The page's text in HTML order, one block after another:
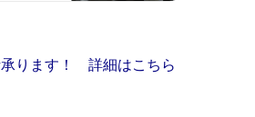
ります！ 詳細はこちら